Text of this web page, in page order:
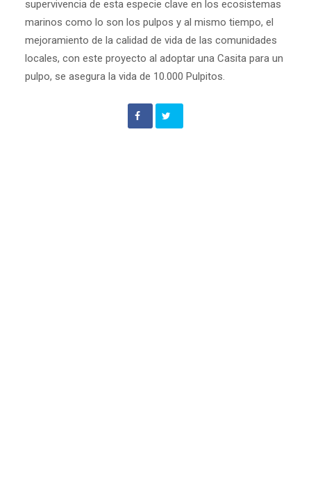
supervivencia de esta especie clave en los ecosistemas
marinos como lo son los pulpos y al mismo tiempo, el
mejoramiento de la calidad de vida de las comunidades
locales, con este proyecto al adoptar una Casita para un
pulpo, se asegura la vida de 10.000 Pulpitos.